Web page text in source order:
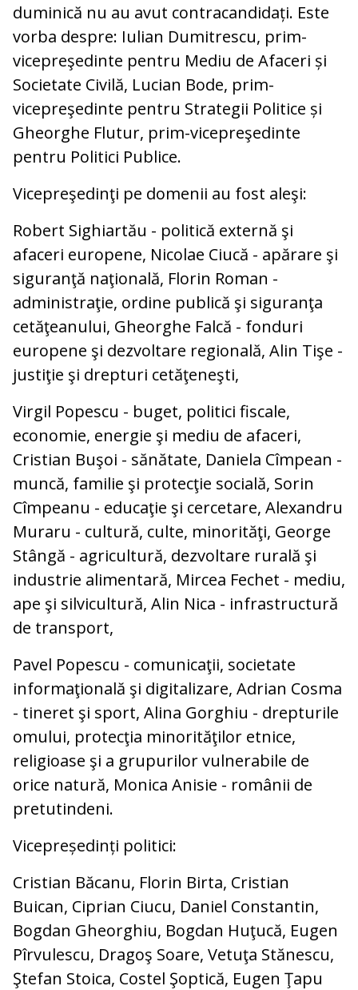
duminică nu au avut contracandidați. Este
vorba despre: Iulian Dumitrescu, prim-
vicepreşedinte pentru Mediu de Afaceri și
Societate Civilă, Lucian Bode, prim-
vicepreşedinte pentru Strategii Politice și
Gheorghe Flutur, prim-vicepreşedinte
pentru Politici Publice.
Vicepreşedinţi pe domenii au fost aleşi:
Robert Sighiartău - politică externă şi
afaceri europene, Nicolae Ciucă - apărare şi
siguranţă naţională, Florin Roman -
administraţie, ordine publică şi siguranţa
cetăţeanului, Gheorghe Falcă - fonduri
europene şi dezvoltare regională, Alin Tişe -
justiţie şi drepturi cetăţeneşti,
Virgil Popescu - buget, politici fiscale,
economie, energie şi mediu de afaceri,
Cristian Buşoi - sănătate, Daniela Cîmpean -
muncă, familie şi protecţie socială, Sorin
Cîmpeanu - educaţie şi cercetare, Alexandru
Muraru - cultură, culte, minorităţi, George
Stângă - agricultură, dezvoltare rurală şi
industrie alimentară, Mircea Fechet - mediu,
ape şi silvicultură, Alin Nica - infrastructură
de transport,
Pavel Popescu - comunicaţii, societate
informaţională şi digitalizare, Adrian Cosma
- tineret şi sport, Alina Gorghiu - drepturile
omului, protecţia minorităţilor etnice,
religioase şi a grupurilor vulnerabile de
orice natură, Monica Anisie - românii de
pretutindeni.
Vicepreședinți politici:
Cristian Băcanu, Florin Birta, Cristian
Buican, Ciprian Ciucu, Daniel Constantin,
Bogdan Gheorghiu, Bogdan Huţucă, Eugen
Pîrvulescu, Dragoş Soare, Vetuţa Stănescu,
Ştefan Stoica, Costel Şoptică, Eugen Ţapu